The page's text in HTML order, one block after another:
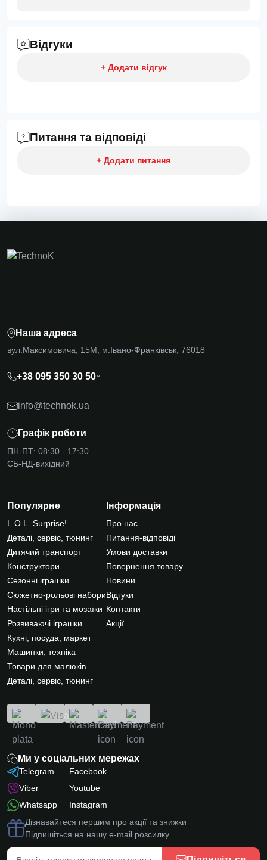
Відгуки
+ Додати відгук
Питання та відповіді
+ Додати питання
Наша адреса
вул.Максимовича, 15М, м.Івано-Франківськ, 76018
+38 095 350 30 50
info@technok.ua
Графік роботи
ПН-ПТ: 08:30 - 17:30
СБ-НД-вихідний
Популярне
L.O.L. Surprise!
Деталі, сервіс, тюнинг
Дитячий транспорт
Конструктори
Сезонні іграшки
Сюжетно-рольові набори
Настільні ігри та мозаїки
Розвиваючі іграшки
Кухні, посуда, маркет
Машинки, техніка
Товари для малюків
Деталі, сервіс, тюнинг
Інформація
Про нас
Питання-відповіді
Умови доставки
Повернення товару
Новини
Відгуки
Контакти
Акції
Ми у соціальних мережах
Telegram
Viber
Whatsapp
Facebook
Youtube
Instagram
Дізнавайтеся першим про акції та знижки
Підпишіться на нашу e-mail розсилку